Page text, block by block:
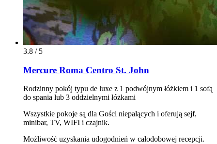
3.8 / 5
Mercure Roma Centro St. John
Rodzinny pokój typu de luxe z 1 podwójnym łóżkiem i 1 sofą
do spania lub 3 oddzielnymi łóżkami
Wszystkie pokoje są dla Gości niepalących i oferują sejf,
minibar, TV, WIFI i czajnik.
Możliwość uzyskania udogodnień w całodobowej recepcji.